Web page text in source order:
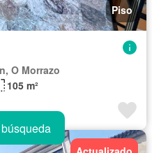
Piso
O Morrazo
105 m²